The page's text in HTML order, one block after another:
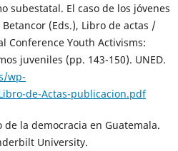
subestatal. El caso de los jóvenes
Betancor (Eds.), Libro de actas /
Conference Youth Activisms:
juveniles (pp. 143-150). UNED.
wp-
de-Actas-publicacion.pdf
de la democracia en Guatemala.
University.